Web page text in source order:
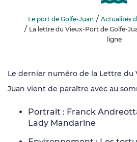
Le port de Golfe-Juan
Actualités
La lettre du Vieux-Port de Golfe-
ligne
Le dernier numéro de la Lettre du
Juan vient de paraître avec au
Portrait : Franck
Lady Mandarine